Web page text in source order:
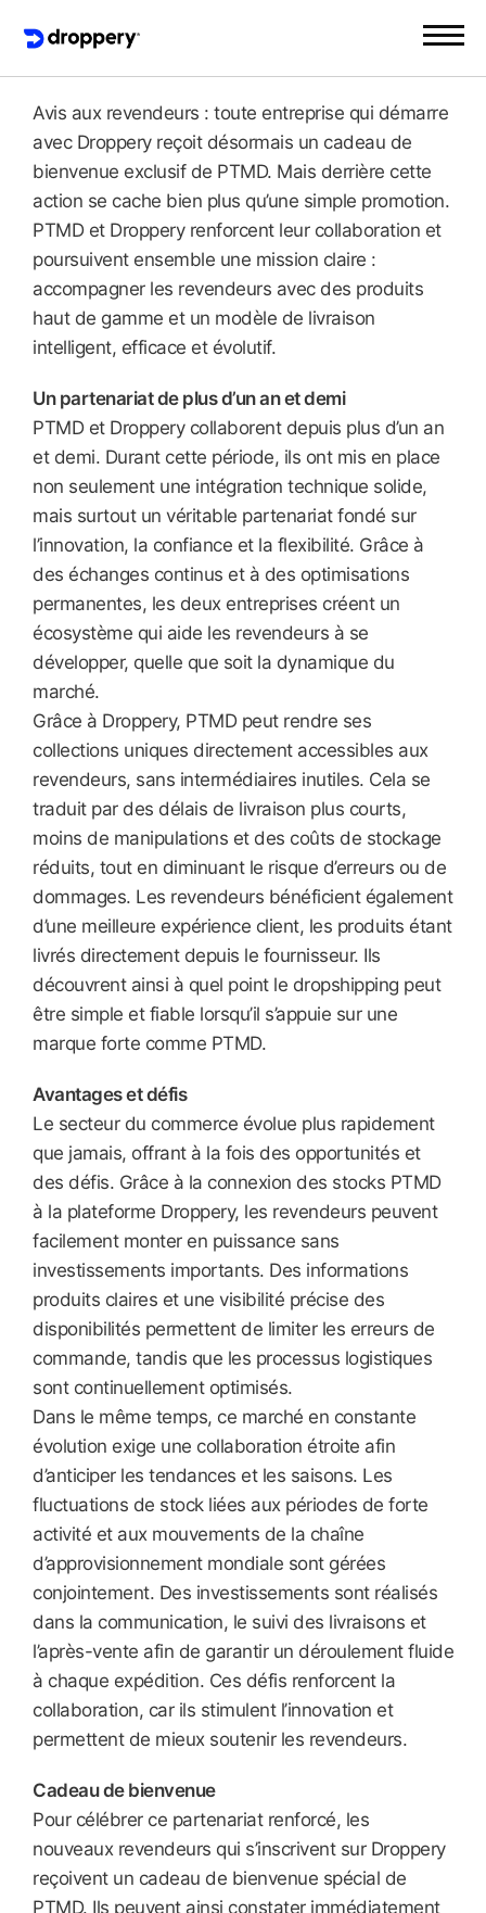
Avis aux revendeurs : toute entreprise qui démarre
avec Droppery reçoit désormais un cadeau de
bienvenue exclusif de PTMD. Mais derrière cette
action se cache bien plus qu’une simple promotion.
PTMD et Droppery renforcent leur collaboration et
poursuivent ensemble une mission claire :
accompagner les revendeurs avec des produits
haut de gamme et un modèle de livraison
intelligent, efficace et évolutif.
Un partenariat de plus d’un an et demi
PTMD et Droppery collaborent depuis plus d’un an
et demi. Durant cette période, ils ont mis en place
non seulement une intégration technique solide,
mais surtout un véritable partenariat fondé sur
l’innovation, la confiance et la flexibilité. Grâce à
des échanges continus et à des optimisations
permanentes, les deux entreprises créent un
écosystème qui aide les revendeurs à se
développer, quelle que soit la dynamique du
marché.
Grâce à Droppery, PTMD peut rendre ses
collections uniques directement accessibles aux
revendeurs, sans intermédiaires inutiles. Cela se
traduit par des délais de livraison plus courts,
moins de manipulations et des coûts de stockage
réduits, tout en diminuant le risque d’erreurs ou de
dommages. Les revendeurs bénéficient également
d’une meilleure expérience client, les produits étant
livrés directement depuis le fournisseur. Ils
découvrent ainsi à quel point le dropshipping peut
être simple et fiable lorsqu’il s’appuie sur une
marque forte comme PTMD.
Avantages et défis
Le secteur du commerce évolue plus rapidement
que jamais, offrant à la fois des opportunités et
des défis. Grâce à la connexion des stocks PTMD
à la plateforme Droppery, les revendeurs peuvent
facilement monter en puissance sans
investissements importants. Des informations
produits claires et une visibilité précise des
disponibilités permettent de limiter les erreurs de
commande, tandis que les processus logistiques
sont continuellement optimisés.
Dans le même temps, ce marché en constante
évolution exige une collaboration étroite afin
d’anticiper les tendances et les saisons. Les
fluctuations de stock liées aux périodes de forte
activité et aux mouvements de la chaîne
d’approvisionnement mondiale sont gérées
conjointement. Des investissements sont réalisés
dans la communication, le suivi des livraisons et
l’après-vente afin de garantir un déroulement fluide
à chaque expédition. Ces défis renforcent la
collaboration, car ils stimulent l’innovation et
permettent de mieux soutenir les revendeurs.
Cadeau de bienvenue
Pour célébrer ce partenariat renforcé, les
nouveaux revendeurs qui s’inscrivent sur Droppery
reçoivent un cadeau de bienvenue spécial de
PTMD. Ils peuvent ainsi constater immédiatement